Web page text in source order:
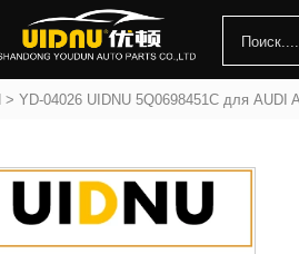
> YD-04026 UIDNU 5Q0698451C для AUDI